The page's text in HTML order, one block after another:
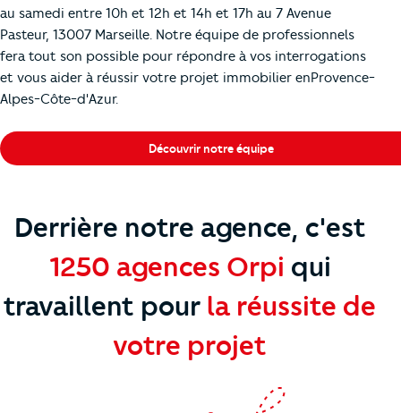
au samedi entre 10h et 12h et 14h et 17h au 7 Avenue
Pasteur, 13007 Marseille. Notre équipe de professionnels
fera tout son possible pour répondre à vos interrogations
et vous aider à réussir votre projet immobilier enProvence-
Alpes-Côte-d'Azur.
Découvrir notre équipe
Derrière notre agence, c'est
1250 agences Orpi qui
travaillent pour la réussite de
votre projet